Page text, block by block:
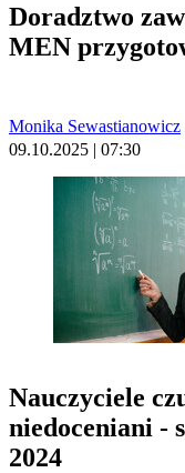
Doradztwo
MEN
Monika Sewastianowicz
09.10.2025 | 07:30
Nauczyciele
niedoceniani -
2024